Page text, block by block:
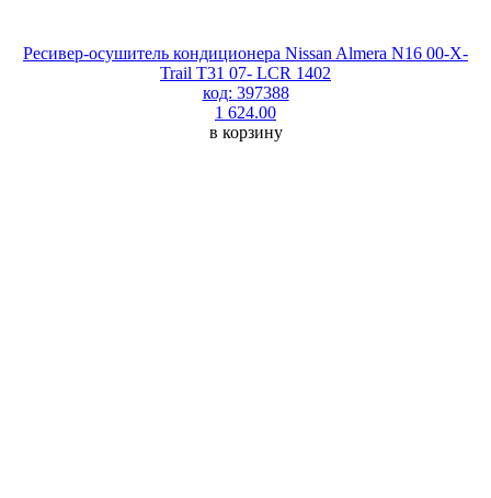
Ресивер-осушитель кондиционера Nissan Almera N16 00-X-
Trail T31 07- LCR 1402
код: 397388
1 624.00
в корзину